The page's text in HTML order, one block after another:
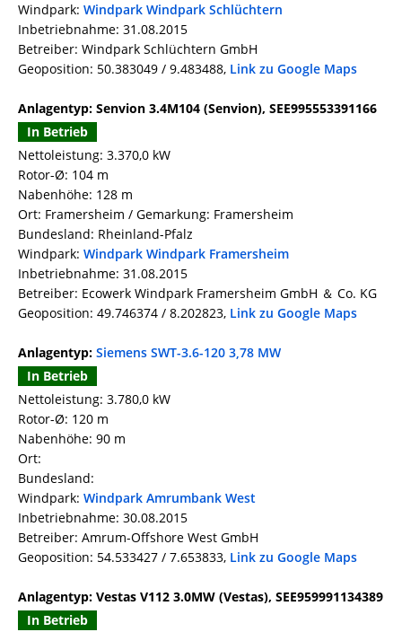
Windpark: Windpark Windpark Schlüchtern
Inbetriebnahme: 31.08.2015
Betreiber: Windpark Schlüchtern GmbH
Geoposition: 50.383049 / 9.483488, Link zu Google Maps
Anlagentyp: Senvion 3.4M104 (Senvion), SEE995553391166
In Betrieb
Nettoleistung: 3.370,0 kW
Rotor-Ø: 104 m
Nabenhöhe: 128 m
Ort: Framersheim / Gemarkung: Framersheim
Bundesland: Rheinland-Pfalz
Windpark: Windpark Windpark Framersheim
Inbetriebnahme: 31.08.2015
Betreiber: Ecowerk Windpark Framersheim GmbH ＆ Co. KG
Geoposition: 49.746374 / 8.202823, Link zu Google Maps
Anlagentyp: Siemens SWT-3.6-120 3,78 MW
In Betrieb
Nettoleistung: 3.780,0 kW
Rotor-Ø: 120 m
Nabenhöhe: 90 m
Ort:
Bundesland:
Windpark: Windpark Amrumbank West
Inbetriebnahme: 30.08.2015
Betreiber: Amrum-Offshore West GmbH
Geoposition: 54.533427 / 7.653833, Link zu Google Maps
Anlagentyp: Vestas V112 3.0MW (Vestas), SEE959991134389
In Betrieb